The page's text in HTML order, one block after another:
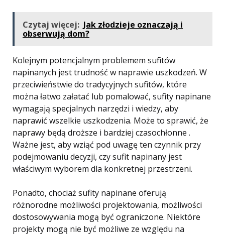
Czytaj więcej: Jak złodzieje oznaczają i
obserwują dom?
Kolejnym potencjalnym problemem sufitów
napinanych jest trudność w naprawie uszkodzeń. W
przeciwieństwie do tradycyjnych sufitów, które
można łatwo załatać lub pomalować, sufity napinane
wymagają specjalnych narzędzi i wiedzy, aby
naprawić wszelkie uszkodzenia. Może to sprawić, że
naprawy będą droższe i bardziej czasochłonne .
Ważne jest, aby wziąć pod uwagę ten czynnik przy
podejmowaniu decyzji, czy sufit napinany jest
właściwym wyborem dla konkretnej przestrzeni.
Ponadto, chociaż sufity napinane oferują
różnorodne możliwości projektowania, możliwości
dostosowywania mogą być ograniczone. Niektóre
projekty mogą nie być możliwe ze względu na